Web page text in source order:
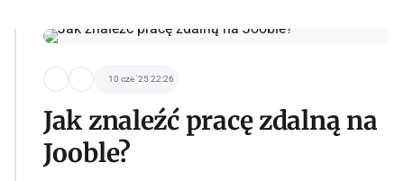
10 cze '25 22:26
Jak znaleźć pracę zdalną na
Jooble?